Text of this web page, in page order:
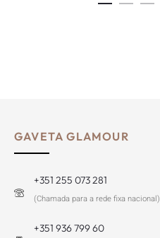
GAVETA GLAMOUR
+351 255 073 281
(Chamada para a rede fixa nacional)
+351 936 799 60